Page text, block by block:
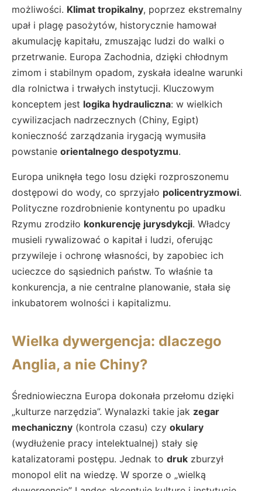
możliwości. Klimat tropikalny, poprzez ekstremalny
upał i plagę pasożytów, historycznie hamował
akumulację kapitału, zmuszając ludzi do walki o
przetrwanie. Europa Zachodnia, dzięki chłodnym
zimom i stabilnym opadom, zyskała idealne warunki
dla rolnictwa i trwałych instytucji. Kluczowym
konceptem jest logika hydrauliczna: w wielkich
cywilizacjach nadrzecznych (Chiny, Egipt)
konieczność zarządzania irygacją wymusiła
powstanie orientalnego despotyzmu.
Europa uniknęła tego losu dzięki rozproszonemu
dostępowi do wody, co sprzyjało policentryzmowi.
Polityczne rozdrobnienie kontynentu po upadku
Rzymu zrodziło konkurencję jurysdykcji. Władcy
musieli rywalizować o kapitał i ludzi, oferując
przywileje i ochronę własności, by zapobiec ich
ucieczce do sąsiednich państw. To właśnie ta
konkurencja, a nie centralne planowanie, stała się
inkubatorem wolności i kapitalizmu.
Wielka dywergencja: dlaczego
Anglia, a nie Chiny?
Średniowieczna Europa dokonała przełomu dzięki
„kulturze narzędzia”. Wynalazki takie jak zegar
mechaniczny (kontrola czasu) czy okulary
(wydłużenie pracy intelektualnej) stały się
katalizatorami postępu. Jednak to druk zburzył
monopol elit na wiedzę. W sporze o „wielką